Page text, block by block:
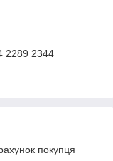
2289 2344
покупця